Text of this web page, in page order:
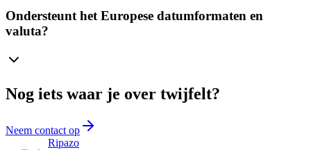
Ondersteunt het Europese datumformaten en
valuta?
Nog iets waar je over twijfelt?
Neem contact op
Ripazo